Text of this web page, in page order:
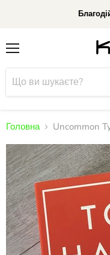
Головна Uncommon